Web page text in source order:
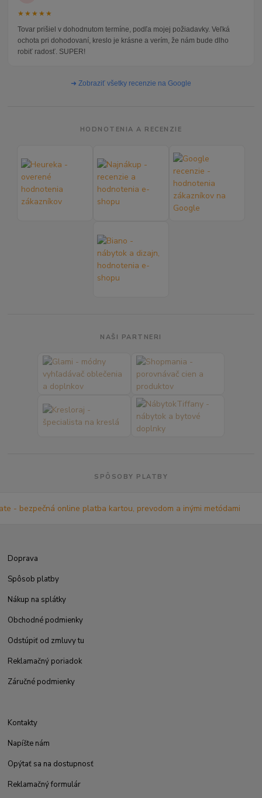
★★★★★
Tovar prišiel v dohodnutom termíne, podľa mojej požiadavky. Veľká
ochota pri dohodovaní, kreslo je krásne a verím, že nám bude dlho
robiť radosť. SUPER!
➜ Zobraziť všetky recenzie na Google
HODNOTENIA A RECENZIE
NAŠI PARTNERI
SPÔSOBY PLATBY
Doprava
Spôsob platby
Nákup na splátky
Obchodné podmienky
Odstúpiť od zmluvy tu
Reklamačný poriadok
Záručné podmienky
Kontakty
Napíšte nám
Opýtať sa na dostupnosť
Reklamačný formulár